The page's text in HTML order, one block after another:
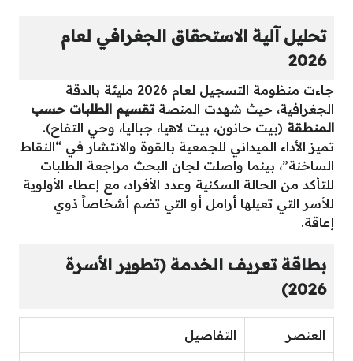
تحليل آلية الاستحقاق الجغرافي لعام
2026
جاءت منظومة التسجيل لعام 2026 مليئة بالدقة
الجغرافية، حيث شهدت المنصةتقسيم الطلبات حسب
المنطقة (بيت حانون، بيت لاهيا، جباليا، وحي التفاح).
تميز الأداء الميداني للجمعية بالقوة والانتشار في “النقاط
الساخنة”، بينما واصلت لجان البحث مراجعة الطلبات
للتأكد من الحالة السكنية وعدد الأفراد، مع إعطاء الأولوية
للأسر التي تعيلها أرامل أو التي تضم أشخاصاً ذوي
إعاقة.
بطاقة تعريف الخدمة (تطوير الأسرة
2026)
العنصر التفاصيل